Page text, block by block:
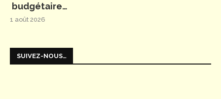
budgétaire…
1 août 2026
SUIVEZ-NOUS…